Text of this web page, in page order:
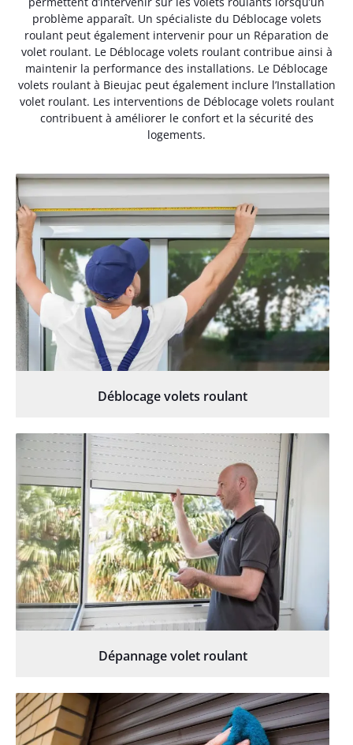
problème apparaît. Un spécialiste du Déblocage volets
roulant peut également intervenir pour un Réparation de
volet roulant. Le Déblocage volets roulant contribue ainsi à
maintenir la performance des installations. Le Déblocage
volets roulant à Bieujac peut également inclure l’Installation
volet roulant. Les interventions de Déblocage volets roulant
contribuent à améliorer le confort et la sécurité des
logements.
Déblocage volets roulant
Dépannage volet roulant